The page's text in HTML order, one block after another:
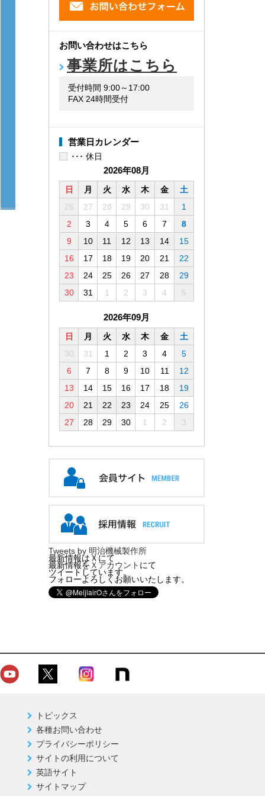
GNO-1A GND-1A
GNO-1C
GND-08C
GNO-1A GND-1A
GNO-1C
GND-08C
GNO-1A GND-1A
GNO-1C
GND-08C
GNO-1A GND-1A
GNO-1C
GND-08C
お問い合わせはこちら
事業所はこちら
受付時間 9:00～17:00
FAX 24時間受付
営業日カレンダー
･･･ 休日
2026年08月
日 月 火 水 木 金
土
26
27 28 29 30 31
1
2
3 4 5 6 7
8
9
10 11 12 13 14
15
16
17 18 19 20 21
22
23
24 25 26 27 28
29
30
31 1 2 3 4 5
2026年09月
日 月 火 水 木 金
土
30
31 1 2 3 4
5
6
7 8 9 10 11
12
13
14 15 16 17 18
19
20
21 22 23 24 25
26
27
28 29 30 1 2 3
Tweets by 明治機械製作所
最新情報はＸにて
最新情報を Ｘアカウント にて
ツイートしています。
フォローよろしくお願いいたします。
トピックス
各種お問い合わせ
プライバシーポリシー
サイトの利用について
英語サイト
サイトマップ